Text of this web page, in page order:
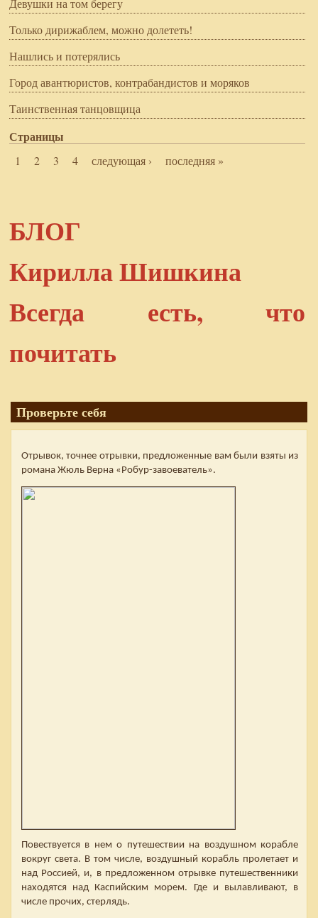
Девушки на том берегу
Только дирижаблем, можно долететь!
Нашлись и потерялись
Город авантюристов, контрабандистов и моряков
Таинственная танцовщица
Страницы
1 2 3 4 следующая › последняя »
БЛОГ
Кирилла Шишкина
Всегда есть, что
почитать
Проверьте себя
Отрывок, точнее отрывки, предложенные вам были взяты из
романа Жюль Верна «Робур-завоеватель».
Повествуется в нем о путешествии на воздушном корабле
вокруг света. В том числе, воздушный корабль пролетает и
над Россией, и, в предложенном отрывке путешественники
находятся над Каспийским морем. Где и вылавливают, в
числе прочих, стерлядь.